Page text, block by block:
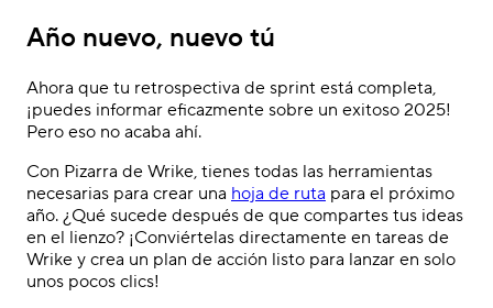
Año nuevo, nuevo tú
Ahora que tu retrospectiva de sprint está completa,
¡puedes informar eficazmente sobre un exitoso 2025!
Pero eso no acaba ahí.
Con Pizarra de Wrike, tienes todas las herramientas
necesarias para crear una hoja de ruta para el próximo
año. ¿Qué sucede después de que compartes tus ideas
en el lienzo? ¡Conviértelas directamente en tareas de
Wrike y crea un plan de acción listo para lanzar en solo
unos pocos clics!